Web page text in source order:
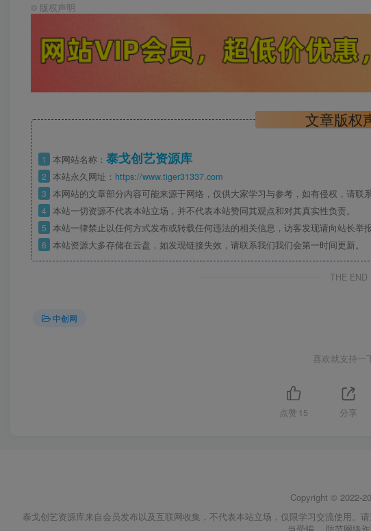
© 版权声明
文章版权
1 本网站名称： 泰戈创艺资源库
2 本站永久网址： https://www.tiger31337.com
3 本网站的文章部分内容可能来源于网络，仅供大家学习与参考，如有侵权，请联
4 本站一切资源不代表本站立场，并不代表本站赞同其观点和对其真实性负责。
5 本站一律禁止以任何方式发布或转载任何违法的相关信息，访客发现请向站长举
6 本站资源大多存储在云盘，如发现链接失效，请联系我们我们会第一时间更新。
THE END
中创网
喜欢就支持一
点赞 15 分享
Copyright © 2022-
泰戈创艺资源库来自会员发布以及互联网收集，不代表本站立场，仅限学习交流使用。